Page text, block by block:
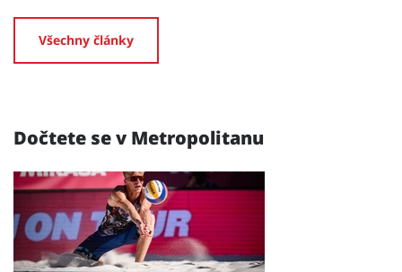
Všechny články
Dočtete se v Metropolitanu